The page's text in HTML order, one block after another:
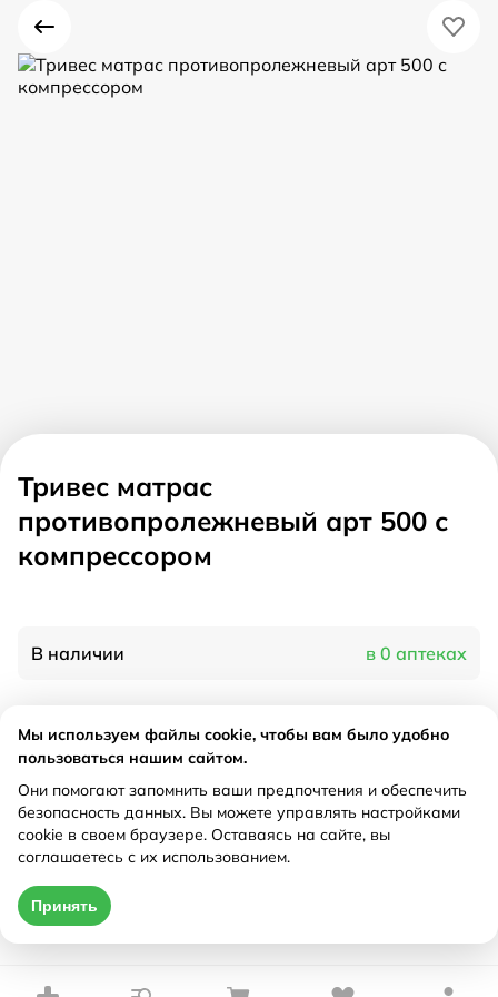
Тривес матрас
противопролежневый арт 500 с
компрессором
В наличии в 0 аптеках
Характеристики
Рецепт
Не требуется
Мы используем файлы cookie, чтобы вам было удобно
пользоваться нашим сайтом.
Они помогают запомнить ваши предпочтения и обеспечить
безопасность данных. Вы можете управлять настройками
cookie в своем браузере. Оставаясь на сайте, вы
соглашаетесь с их использованием.
Принять